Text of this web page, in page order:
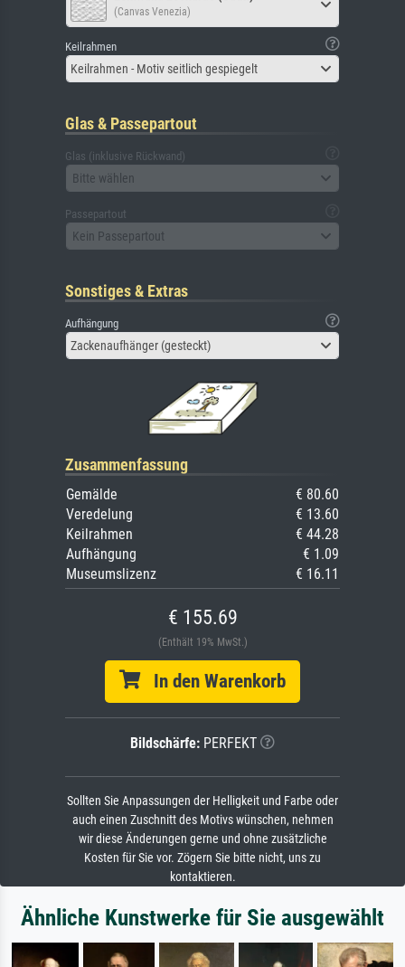
(Canvas Venezia)
Keilrahmen
Keilrahmen - Motiv seitlich gespiegelt
Glas & Passepartout
Glas (inklusive Rückwand)
Bitte wählen
Passepartout
Kein Passepartout
Sonstiges & Extras
Aufhängung
Zackenaufhänger (gesteckt)
Zusammenfassung
Gemälde
€ 80.60
Veredelung
€ 13.60
Keilrahmen
€ 44.28
Aufhängung
€ 1.09
Museumslizenz
€ 16.11
€ 155.69
(Enthält 19% MwSt.)
In den Warenkorb
Bildschärfe: PERFEKT
Sollten Sie Anpassungen der Helligkeit und Farbe oder
auch einen Zuschnitt des Motivs wünschen, nehmen
wir diese Änderungen gerne und ohne zusätzliche
Kosten für Sie vor. Zögern Sie bitte nicht, uns zu
kontaktieren.
Ähnliche Kunstwerke für Sie ausgewählt